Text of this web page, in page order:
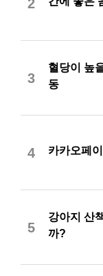
2
3
혈당이 높
동
4 카카오페
5
강아지 산
까?